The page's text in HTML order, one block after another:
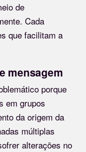
de
Cada
que facilitam a
mensagem
porque
em grupos
da origem da
múltiplas
alterações no